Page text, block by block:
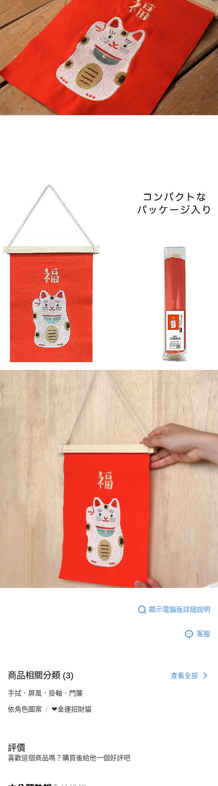
顯示電腦版詳細說明
客服
商品相關分類 (3) 查看全部
手拭．屏風．掛軸．門簾
依角色圖案 ❤金運招財貓
評價
喜歡這個商品嗎？購買後給他一個好評吧